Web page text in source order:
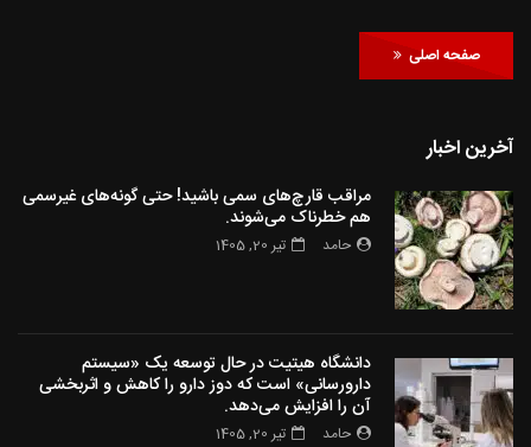
صفحه اصلی
آخرین اخبار
مراقب قارچ‌های سمی باشید! حتی گونه‌های غیرسمی
هم خطرناک می‌شوند.
حامد تیر 20, 1405
دانشگاه هیتیت در حال توسعه یک «سیستم
دارورسانی» است که دوز دارو را کاهش و اثربخشی
آن را افزایش می‌دهد.
حامد تیر 20, 1405